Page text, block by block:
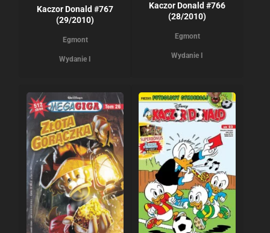
Kaczor Donald #767
(29/2010)
Egmont
Wydanie I
Kaczor Donald #766
(28/2010)
Egmont
Wydanie I